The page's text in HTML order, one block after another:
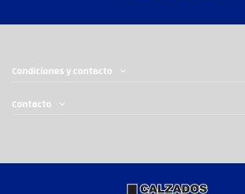
Condiciones y contacto
Contacto